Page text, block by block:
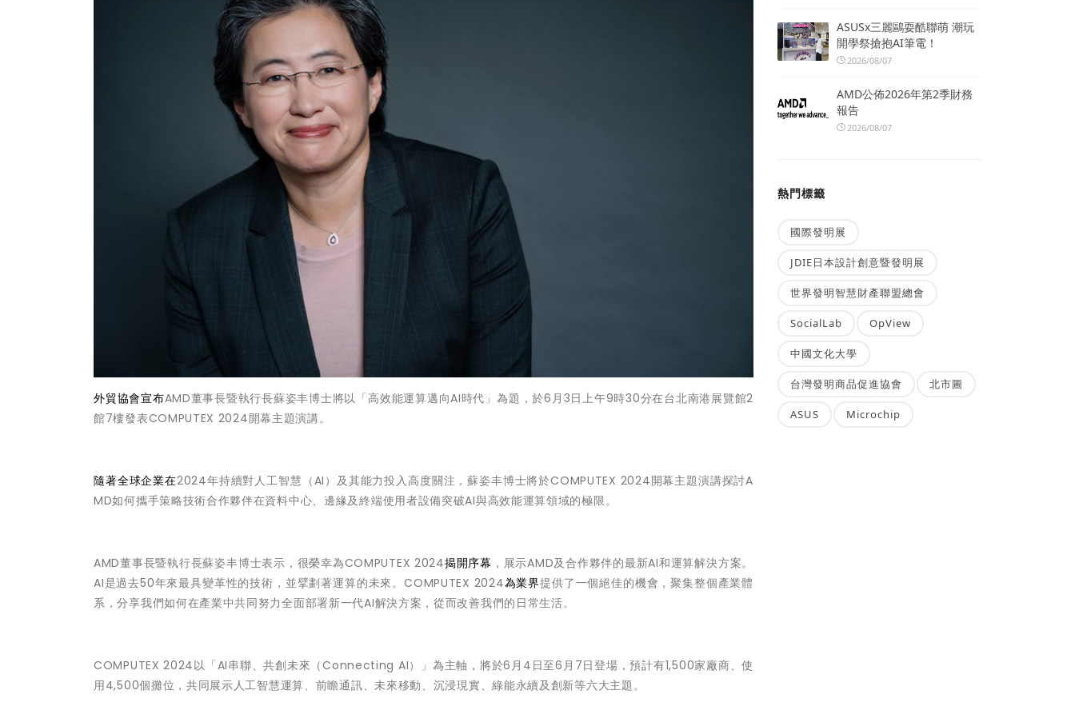
外貿協會宣布AMD董事長暨執行長蘇姿丰博士將以「高效能運算邁向AI時代」為題，於6月3日上午9時30分在台北南港展覽館2
館7樓發表COMPUTEX 2024開幕主題演講。
隨著全球企業在2024年持續對人工智慧（AI）及其能力投入高度關注，蘇姿丰博士將於COMPUTEX 2024開幕主題演講探討A
MD如何攜手策略技術合作夥伴在資料中心、邊緣及終端使用者設備突破AI與高效能運算領域的極限。
AMD董事長暨執行長蘇姿丰博士表示，很榮幸為COMPUTEX 2024揭開序幕 ，展示AMD及合作夥伴的最新AI和運算解決方案。
AI是過去50年來最具變革性的技術，並擘劃著運算的未來。COMPUTEX 2024為業界提供了一個絕佳的機會，聚集整個產業體
系，分享我們如何在產業中共同努力全面部署新一代AI解決方案，從而改善我們的日常生活。
COMPUTEX 2024以「AI串聯、共創未來（Connecting AI）」為主軸，將於6月4日至6月7日登場，預計有1,500家廠商、使
用4,500個攤位，共同展示人工智慧運算、前瞻通訊、未來移動、沉浸現實、綠能永續及創新等六大主題。
ASUSx三麗鷗耍酷聯萌 潮玩
開學祭搶抱AI筆電！
2026/08/07
AMD公佈2026年第2季財務
報告
2026/08/07
熱門標籤
國際發明展
JDIE日本設計創意暨發明展
世界發明智慧財產聯盟總會
SocialLab OpView
中國文化大學
台灣發明商品促進協會 北市圖
ASUS Microchip